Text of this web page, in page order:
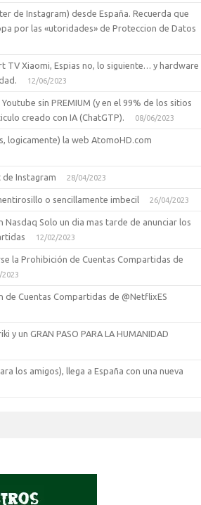
de Instagram) desde España. Recuerda que
por las «utoridades» de Proteccion de Datos
TV Xiaomi, Espias no, lo siguiente… y hardware
12/06/2023
sin PREMIUM (y en el 99% de los sitios
creado con IA (ChatGTP).
08/06/2023
logicamente) la web AtomoHD.com
Instagram 28/04/2023
o sencillamente imbecil 26/04/2023
Nasdaq Solo un dia mas tarde de anunciar los
12/02/2023
la Prohibición de Cuentas Compartidas de
2023
de Cuentas Compartidas de @NetflixES
y un GRAN PASO PARA LA HUMANIDAD
los amigos), llega a España con una nueva